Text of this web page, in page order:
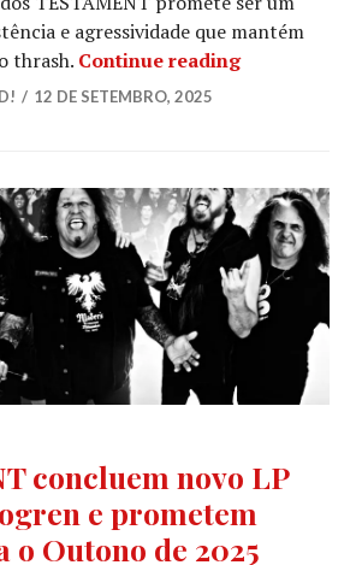
e agressividade que mantém
thrash. Continue reading
12 DE SETEMBRO, 2025
concluem novo LP
e prometem
o Outono de 2025